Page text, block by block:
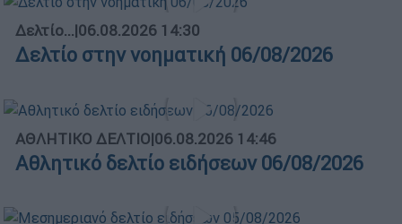
Δελτίο...|06.08.2026 14:30
Δελτίο στην νοηματική 06/08/2026
ΑΘΛΗΤΙΚΟ ΔΕΛΤΙΟ|06.08.2026 14:46
Αθλητικό δελτίο ειδήσεων 06/08/2026